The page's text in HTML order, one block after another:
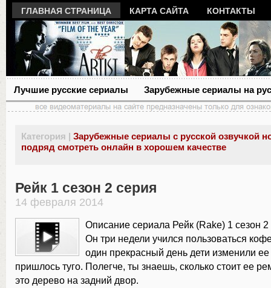
ГЛАВНАЯ СТРАНИЦА КАРТА САЙТА КОНТАКТЫ
Лучшие русские сериалы Зарубежные сериалы на
Категория | Зарубежные сериалы с русской озвучкой
подряд смотреть онлайн в хорошем качестве
Рейк 1 сезон 2 серия
14 февраля 2014
Описание сериала Рейк (Rake) 1 сезон
Он три недели учился пользоваться
один прекрасный день дети изменили
пришлось туго. Полегче, ты знаешь, сколько стоит ее
это дерево на задний двор.